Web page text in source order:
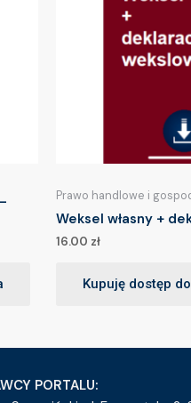
Prawo handlowe i
Weksel własny +
16.00 zł
Kupuję dostęp
PORTALU: